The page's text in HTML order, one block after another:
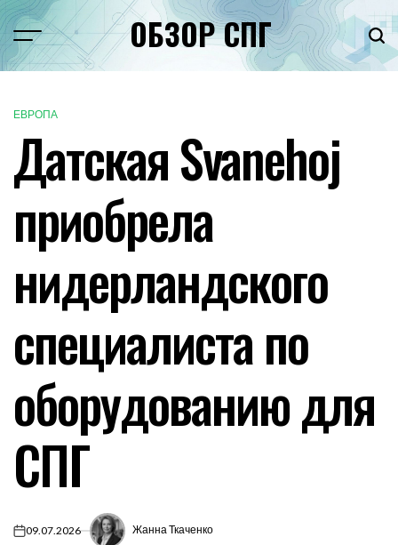
Перейти
к
содержимому
Меню ОБЗОР СПГ
ОПУБЛИКОВАНО
ЕВРОПА
Датская Svanehoj
приобрела
нидерландского
специалиста по
оборудованию для
СПГ
on09.07.2026 Жанна Ткаченко